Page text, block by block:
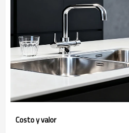
Costo y valor